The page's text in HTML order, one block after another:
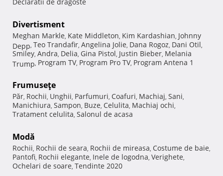
Divertisment
Meghan Markle, Kate Middleton, Kim Kardashian, Johnny
Depp, Teo Trandafir, Angelina Jolie, Dana Rogoz, Dani Otil,
Smiley, Andra, Delia, Gina Pistol, Justin Bieber, Melania
Trump, Program TV, Program Pro TV, Program Antena 1
Frumuseţe
Păr, Rochii, Unghii, Parfumuri, Coafuri, Machiaj, Sani,
Manichiura, Sampon, Buze, Celulita, Machiaj ochi,
Tratament celulita, Salonul de acasa
Modă
Rochii, Rochii de seara, Rochii de mireasa, Costume de baie,
Pantofi, Rochii elegante, Inele de logodna, Verighete,
Ochelari de soare, Tendinte 2020